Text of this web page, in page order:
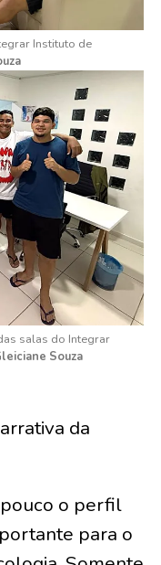
Instituto de
salas do Integrar
Souza
da
o perfil
para o